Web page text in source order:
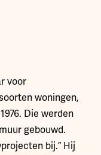
voor
woningen,
Die werden
gebouwd.
bij.” Hij